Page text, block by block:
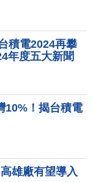
積電2024再攀
年度五大新聞
10%！揭台積電
雄廠有望導入